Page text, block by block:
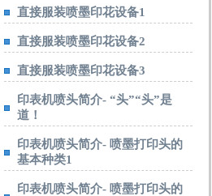
直接服装喷墨印花设备1
直接服装喷墨印花设备2
直接服装喷墨印花设备3
印表机喷头简介- “头”“头”是
道！
印表机喷头简介- 喷墨打印头的
基本种类1
印表机喷头简介- 喷墨打印头的